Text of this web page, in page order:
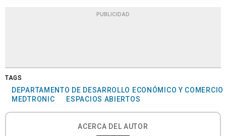
PUBLICIDAD
TAGS
DEPARTAMENTO DE DESARROLLO ECONÓMICO Y COMERCIO
MEDTRONIC
ESPACIOS ABIERTOS
ACERCA DEL AUTOR